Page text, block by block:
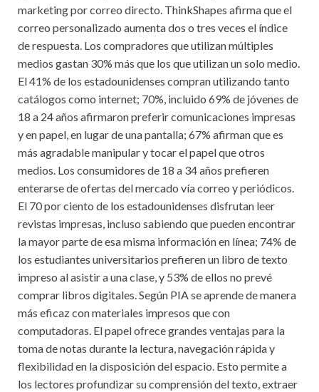
marketing por correo directo. ThinkShapes afirma que el
correo personalizado aumenta dos o tres veces el índice
de respuesta. Los compradores que utilizan múltiples
medios gastan 30% más que los que utilizan un solo medio.
El 41% de los estadounidenses compran utilizando tanto
catálogos como internet; 70%, incluido 69% de jóvenes de
18 a 24 años afirmaron preferir comunicaciones impresas
y en papel, en lugar de una pantalla; 67% afirman que es
más agradable manipular y tocar el papel que otros
medios. Los consumidores de 18 a 34 años prefieren
enterarse de ofertas del mercado vía correo y periódicos.
El 70 por ciento de los estadounidenses disfrutan leer
revistas impresas, incluso sabiendo que pueden encontrar
la mayor parte de esa misma información en línea; 74% de
los estudiantes universitarios prefieren un libro de texto
impreso al asistir a una clase, y 53% de ellos no prevé
comprar libros digitales. Según PIA se aprende de manera
más eficaz con materiales impresos que con
computadoras. El papel ofrece grandes ventajas para la
toma de notas durante la lectura, navegación rápida y
flexibilidad en la disposición del espacio. Esto permite a
los lectores profundizar su comprensión del texto, extraer